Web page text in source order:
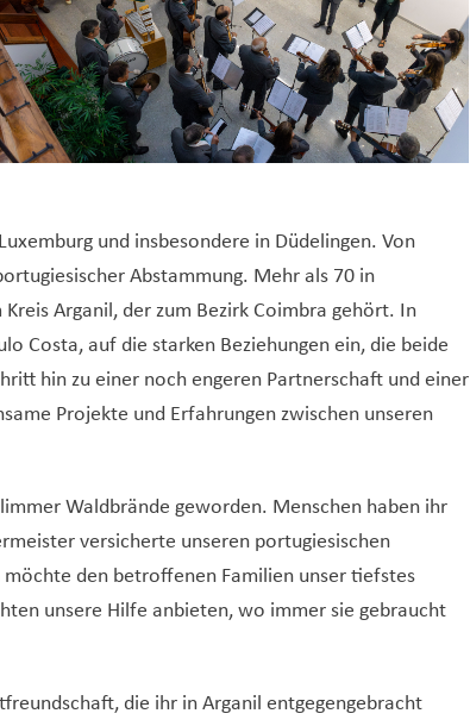
und insbesondere in Düdelingen. Von
Abstammung. Mehr als 70 in
Arganil, der zum Bezirk Coimbra gehört. In
Costa, auf die starken Beziehungen ein, die beide
hin zu einer noch engeren Partnerschaft und einer
Projekte und Erfahrungen zwischen unseren
Waldbrände geworden. Menschen haben ihr
versicherte unseren portugiesischen
den betroffenen Familien unser tiefstes
unsere Hilfe anbieten, wo immer sie gebraucht
die ihr in Arganil entgegengebracht